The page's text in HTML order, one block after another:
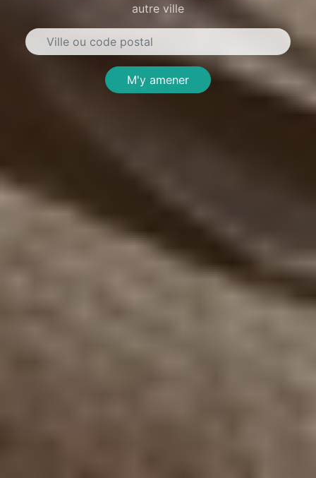
autre ville
M'y amener